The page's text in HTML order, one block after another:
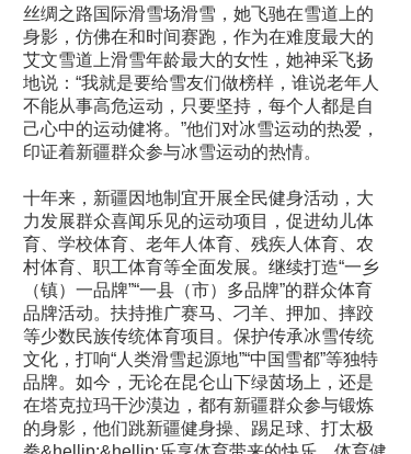
丝绸之路国际滑雪场滑雪，她飞驰在雪道上的
身影，仿佛在和时间赛跑，作为在难度最大的
艾文雪道上滑雪年龄最大的女性，她神采飞扬
地说：“我就是要给雪友们做榜样，谁说老年人
不能从事高危运动，只要坚持，每个人都是自
己心中的运动健将。”他们对冰雪运动的热爱，
印证着新疆群众参与冰雪运动的热情。
十年来，新疆因地制宜开展全民健身活动，大
力发展群众喜闻乐见的运动项目，促进幼儿体
育、学校体育、老年人体育、残疾人体育、农
村体育、职工体育等全面发展。继续打造“一乡
（镇）一品牌”“一县（市）多品牌”的群众体育
品牌活动。扶持推广赛马、刁羊、押加、摔跤
等少数民族传统体育项目。保护传承冰雪传统
文化，打响“人类滑雪起源地”“中国雪都”等独特
品牌。如今，无论在昆仑山下绿茵场上，还是
在塔克拉玛干沙漠边，都有新疆群众参与锻炼
的身影，他们跳新疆健身操、踢足球、打太极